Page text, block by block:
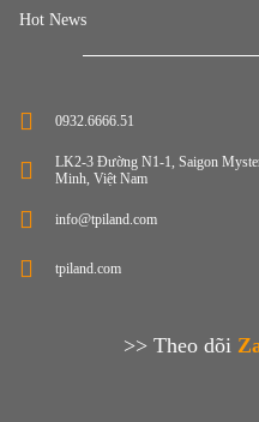
Hot News
0932.6666.51
LK2-3 Đường N1-1, Saigon
Minh, Việt Nam
info@tpiland.com
tpiland.com
>> Theo dõi